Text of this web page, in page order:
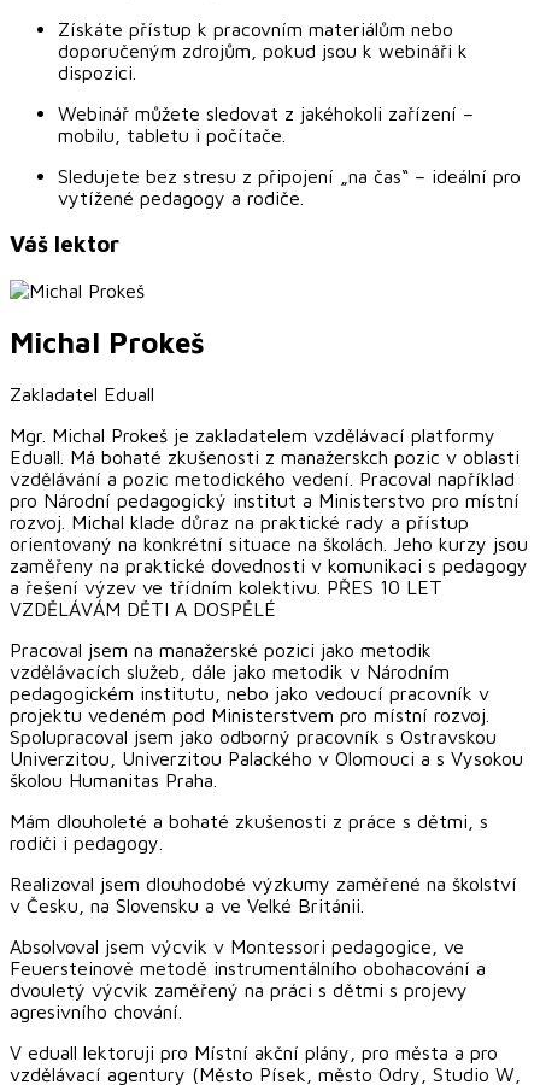
Získáte přístup k pracovním materiálům nebo
doporučeným zdrojům, pokud jsou k webináři k
dispozici.
Webinář můžete sledovat z jakéhokoli zařízení –
mobilu, tabletu i počítače.
Sledujete bez stresu z připojení „na čas“ – ideální pro
vytížené pedagogy a rodiče.
Váš lektor
Michal Prokeš
Zakladatel Eduall
Mgr. Michal Prokeš je zakladatelem vzdělávací platformy
Eduall. Má bohaté zkušenosti z manažerskch pozic v oblasti
vzdělávání a pozic metodického vedení. Pracoval například
pro Národní pedagogický institut a Ministerstvo pro místní
rozvoj. Michal klade důraz na praktické rady a přístup
orientovaný na konkrétní situace na školách. Jeho kurzy jsou
zaměřeny na praktické dovednosti v komunikaci s pedagogy
a řešení výzev ve třídním kolektivu. PŘES 10 LET
VZDĚLÁVÁM DĚTI A DOSPĚLÉ
Pracoval jsem na manažerské pozici jako metodik
vzdělávacích služeb, dále jako metodik v Národním
pedagogickém institutu, nebo jako vedoucí pracovník v
projektu vedeném pod Ministerstvem pro místní rozvoj.
Spolupracoval jsem jako odborný pracovník s Ostravskou
Univerzitou, Univerzitou Palackého v Olomouci a s Vysokou
školou Humanitas Praha.
Mám dlouholeté a bohaté zkušenosti z práce s dětmi, s
rodiči i pedagogy.
Realizoval jsem dlouhodobé výzkumy zaměřené na školství
v Česku, na Slovensku a ve Velké Británii.
Absolvoval jsem výcvik v Montessori pedagogice, ve
Feuersteinově metodě instrumentálního obohacování a
dvouletý výcvik zaměřený na práci s dětmi s projevy
agresivního chování.
V eduall lektoruji pro Místní akční plány, pro města a pro
vzdělávací agentury (Město Písek, město Odry, Studio W,